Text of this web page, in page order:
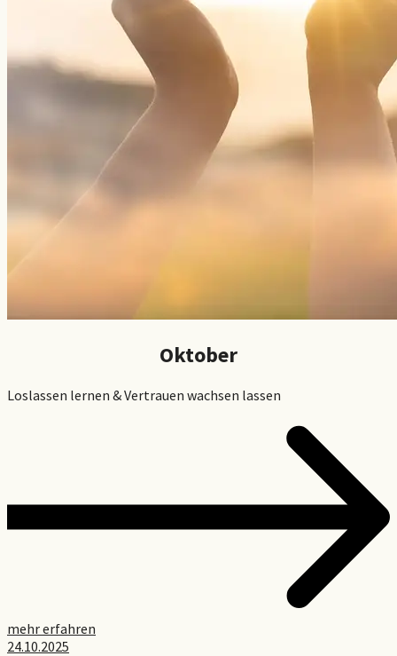
Oktober
Loslassen lernen & Vertrauen wachsen lassen
mehr erfahren
24.10.2025